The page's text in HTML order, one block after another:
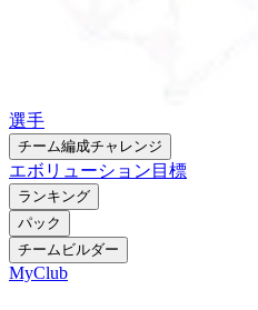
選手
チーム編成チャレンジ
エボリューション 目標
ランキング
パック
チームビルダー
MyClub